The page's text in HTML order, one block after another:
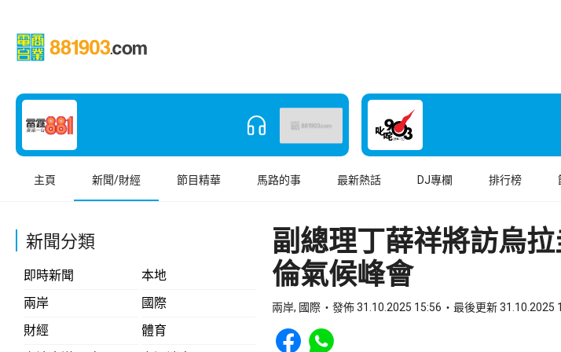
主頁 新聞/財經 節目精華 馬路的事 最新熱話 DJ專欄 排行榜
新聞分類
即時新聞
本地
兩岸
國際
財經
體育
副總理丁薛祥將訪烏
倫氣候峰會
兩岸, 國際 發佈 31.10.2025 15:56 最後更新 31.10.2025
Share to Facebook
Share to WhatsApp